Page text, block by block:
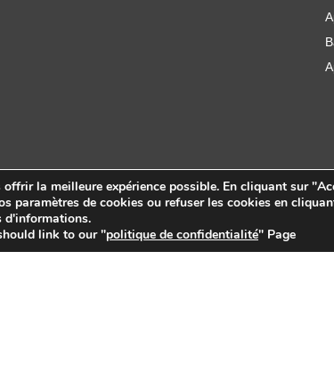
Inc.
la meilleure expérience possible. En cliquant sur
paramètres de cookies ou refuser les cookies en
d'informations.
link to our "politique de confidentialité" Page